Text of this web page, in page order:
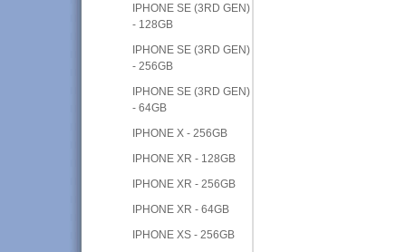
IPHONE SE (3RD GEN)
- 128GB
IPHONE SE (3RD GEN)
- 256GB
IPHONE SE (3RD GEN)
- 64GB
IPHONE X - 256GB
IPHONE XR - 128GB
IPHONE XR - 256GB
IPHONE XR - 64GB
IPHONE XS - 256GB